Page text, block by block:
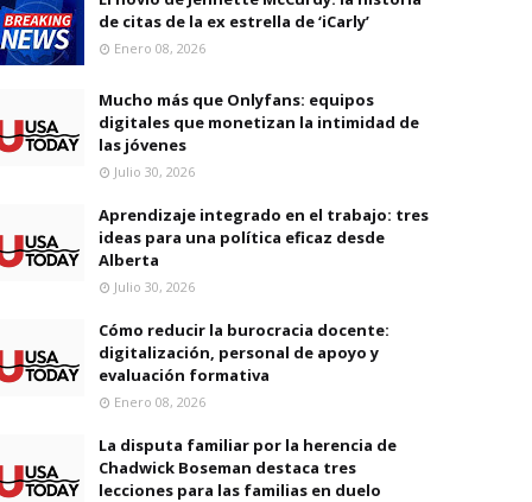
de citas de la ex estrella de ‘iCarly’
Enero 08, 2026
Mucho más que Onlyfans: equipos
digitales que monetizan la intimidad de
las jóvenes
Julio 30, 2026
Aprendizaje integrado en el trabajo: tres
ideas para una política eficaz desde
Alberta
Julio 30, 2026
Cómo reducir la burocracia docente:
digitalización, personal de apoyo y
evaluación formativa
Enero 08, 2026
La disputa familiar por la herencia de
Chadwick Boseman destaca tres
lecciones para las familias en duelo